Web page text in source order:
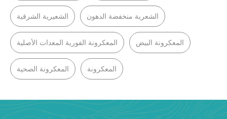
الشعيرية الشرقية الشعرية منخفضة الدهون
المعكرونة الفورية المعدات الأصلية المعكرونة البيض
المعكرونة الصحية المعكرونة